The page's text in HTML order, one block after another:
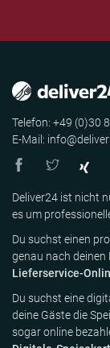
Telefon: +49 (0)30
E-Mail:
Deliver24 ist nicht
es um
Du suchst einen
genau nach deinen
Lieferservice-
Du suchst eine
deine Gäste die
sogar online